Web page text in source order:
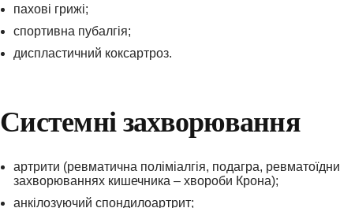
пахові грижі;
спортивна пубалгія;
диспластичний коксартроз.
Системні захворювання
артрити (ревматична поліміалгія, подагра,
захворюваннях кишечника – хвороби Крона);
анкілозуючий спондилоартрит;